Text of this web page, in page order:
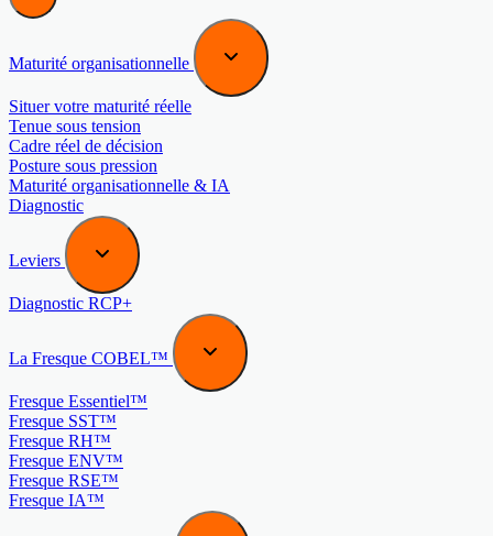
Maturité organisationnelle
Situer votre maturité réelle
Tenue sous tension
Cadre réel de décision
Posture sous pression
Maturité organisationnelle & IA
Diagnostic
Leviers
Diagnostic RCP+
La Fresque COBEL™
Fresque Essentiel™
Fresque SST™
Fresque RH™
Fresque ENV™
Fresque RSE™
Fresque IA™